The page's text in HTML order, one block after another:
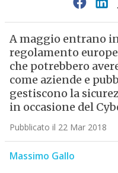
A maggio entrano
regolamento
che potrebbero
come aziende e
gestiscono la
in occasione del
Pubblicato il 22 Mar 2018
Massimo Gallo